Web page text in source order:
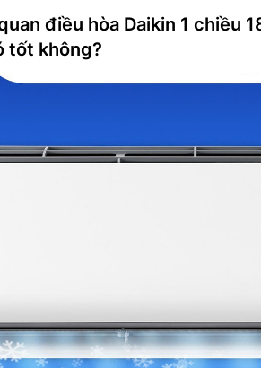
điều hòa Daikin 1 chiều
tốt không?